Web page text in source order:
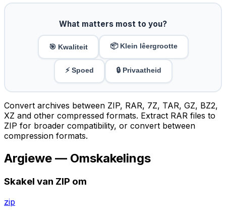
What matters most to you?
🎯 Kwaliteit 📦 Klein lêergrootte
⚡ Spoed 🔒 Privaatheid
Convert archives between ZIP, RAR, 7Z, TAR, GZ, BZ2,
XZ and other compressed formats. Extract RAR files to
ZIP for broader compatibility, or convert between
compression formats.
Argiewe — Omskakelings
Skakel van ZIP om
zip